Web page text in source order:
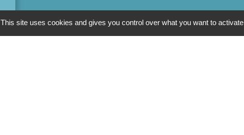
This site uses cookies and gives you control over what you want to activate